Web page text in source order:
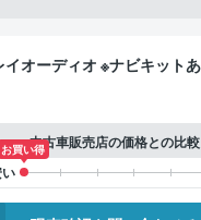
中古車販売店の価格との比較
お買い得